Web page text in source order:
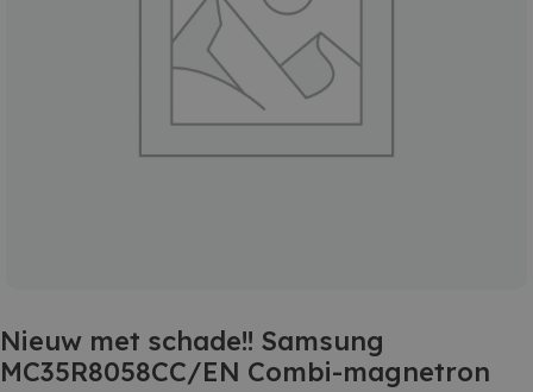
Nieuw met schade!! Samsung
MC35R8058CC/EN Combi-magnetron